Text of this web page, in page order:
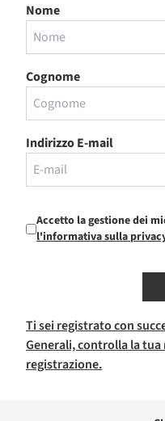
Nome
Cognome
Indirizzo E-mail
Accetto la gestione dei
l'informativa sulla
Ti sei registrato con
Generali, controlla la
registrazione.